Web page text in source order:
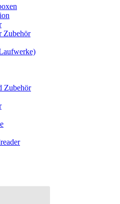
Zubehör
Zubehör